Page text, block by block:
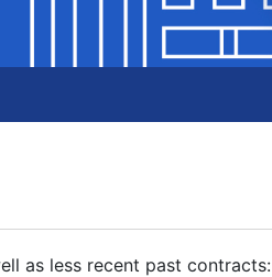
as less recent past contracts: